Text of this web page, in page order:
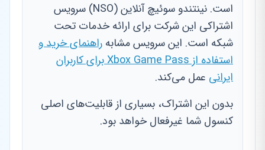
است. نینتندو سوئیچ آنلاین (NSO) سرویس
اشتراکی این شرکت برای ارائه خدمات تحت
شبکه است. این سرویس مشابه راهنمای خرید و
استفاده از Xbox Game Pass برای کاربران
ایرانی عمل می‌کند.
بدون این اشتراک، بسیاری از قابلیت‌های اصلی
کنسول شما غیرفعال خواهد بود.